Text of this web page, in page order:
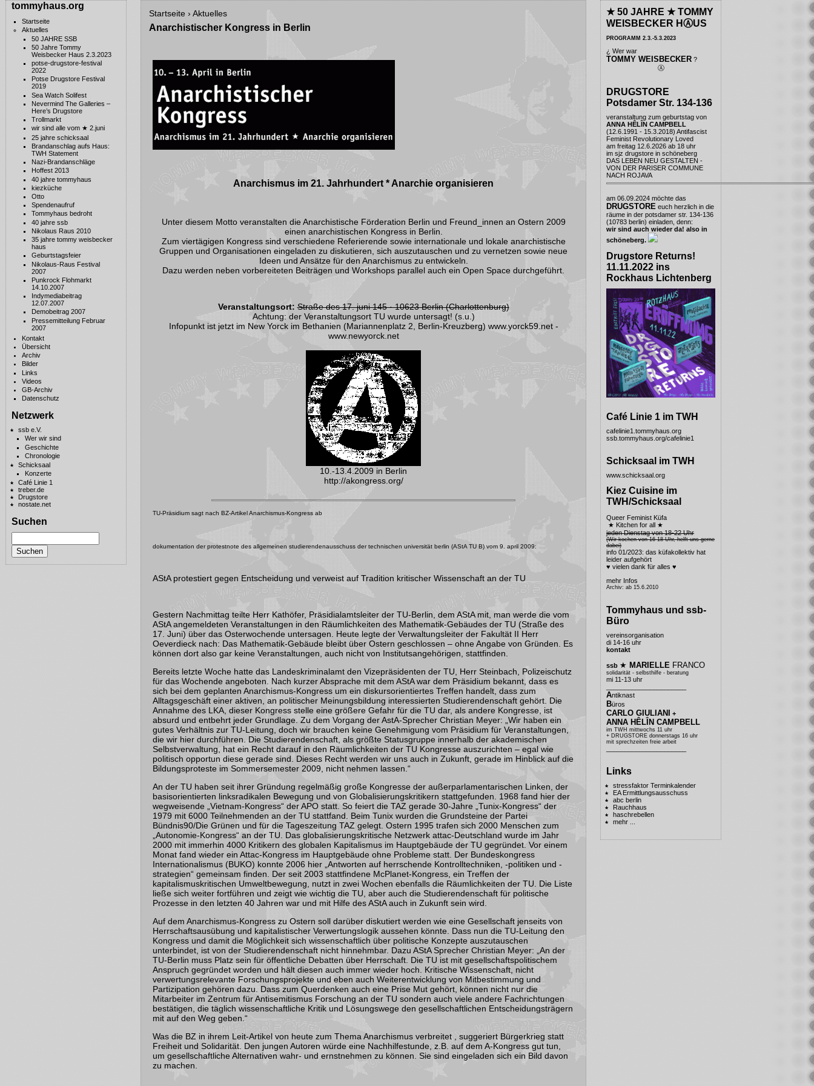
tommyhaus.org
Startseite
Aktuelles
50 JAHRE SSB
50 Jahre Tommy
Weisbecker Haus 2.3.2023
potse-drugstore-festival
2022
Potse Drugstore Festival
2019
Sea Watch Solifest
Nevermind The Galleries –
Here’s Drugstore
Trollmarkt
wir sind alle vom ★ 2.juni
25 jahre schicksaal
Brandanschlag aufs Haus:
TWH Statement
Nazi-Brandanschläge
Hoffest 2013
40 jahre tommyhaus
kiezküche
Otto
Spendenaufruf
Tommyhaus bedroht
40 jahre ssb
Nikolaus Raus 2010
35 jahre tommy weisbecker
haus
Geburtstagsfeier
Nikolaus-Raus Festival
2007
Punkrock Flohmarkt
14.10.2007
Indymediabeitrag
12.07.2007
Demobeitrag 2007
Pressemitteilung Februar
2007
Kontakt
Übersicht
Archiv
Bilder
Links
Videos
GB-Archiv
Datenschutz
Netzwerk
ssb e.V.
Wer wir sind
Geschichte
Chronologie
Schicksaal
Konzerte
Café Linie 1
treber.de
Drugstore
nostate.net
Suchen
★ 50 JAHRE ★ TOMMY
WEISBECKER HⒶUS
PROGRAMM 2.3.-5.3.2023
¿ Wer war
TOMMY WEISBECKER ?
Ⓐ
DRUGSTORE
Potsdamer Str. 134-136
veranstaltung zum geburtstag von
ANNA HÊLÎN CAMPBELL
(12.6.1991 - 15.3.2018) Antifascist
Feminist Revolutionary Loved
am freitag 12.6.2026 ab 18 uhr
imsjz drugstore in schöneberg
DAS LEBEN NEU GESTALTEN -
VON DER PARISER COMMUNE
NACH ROJAVA
am 06.09.2024 möchte das
DRUGSTORE euch herzlich in die
räume in der potsdamer str. 134-136
(10783 berlin) einladen, denn:
wir sind auch wieder da! also in
schöneberg.
Drugstore Returns!
11.11.2022 ins
Rockhaus Lichtenberg
Café Linie 1 im TWH
cafelinie1.tommyhaus.org
ssb.tommyhaus.org/cafelinie1
Schicksaal im TWH
www.schicksaal.org
Kiez Cuisine im
TWH/Schicksaal
Queer Feminist Küfa
★ Kitchen for all ★
jeden Dienstag von 18-22 Uhr
(Wir kochen von 16-18 Uhr, helft uns gerne
dabei)
info 01/2023: das küfakollektiv hat
leider aufgehört
♥ vielen dank für alles ♥
mehr Infos
Archiv: ab 15.6.2010
Tommyhaus und ssb-
Büro
vereinsorganisation
di 14-16 uhr
kontakt
ssb ★MARIELLE FRANCO
solidarität - selbsthilfe - beratung
mi 11-13 uhr
Antiknast
Büros
CARLO GIULIANI +
ANNA HÊLÎN CAMPBELL
im TWH mittwochs 11 uhr
+ DRUGSTORE donnerstags 16 uhr
mit sprechzeiten freie arbeit
Links
stressfaktor Terminkalender
EA Ermittlungsausschuss
abc berlin
Rauchhaus
haschrebellen
mehr ...
Startseite › Aktuelles
Anarchistischer Kongress in Berlin
Anarchismus im 21. Jahrhundert * Anarchie organisieren
Unter diesem Motto veranstalten die Anarchistische Förderation Berlin und Freund_innen an Ostern 2009
einen anarchistischen Kongress in Berlin.
Zum viertägigen Kongress sind verschiedene Referierende sowie internationale und lokale anarchistische
Gruppen und Organisationen eingeladen zu diskutieren, sich auszutauschen und zu vernetzen sowie neue
Ideen und Ansätze für den Anarchismus zu entwickeln.
Dazu werden neben vorbereiteten Beiträgen und Workshops parallel auch ein Open Space durchgeführt.
Veranstaltungsort: Straße des 17. juni 145 · 10623 Berlin (Charlottenburg)
Achtung: der Veranstaltungsort TU wurde untersagt! (s.u.)
Infopunkt ist jetzt im New Yorck im Bethanien (Mariannenplatz 2, Berlin-Kreuzberg) www.yorck59.net -
www.newyorck.net
10.-13.4.2009 in Berlin
http://akongress.org/
TU-Präsidium sagt nach BZ-Artikel Anarchismus-Kongress ab
dokumentation der protestnote des allgemeinen studierendenausschuss der technischen universität berlin (AStA TU B) vom 9. april 2009:
AStA protestiert gegen Entscheidung und verweist auf Tradition kritischer Wissenschaft an der TU
Gestern Nachmittag teilte Herr Kathöfer, Präsidialamtsleiter der TU-Berlin, dem AStA mit, man werde die vom
AStA angemeldeten Veranstaltungen in den Räumlichkeiten des Mathematik-Gebäudes der TU (Straße des
17. Juni) über das Osterwochende untersagen. Heute legte der Verwaltungsleiter der Fakultät II Herr
Oeverdieck nach: Das Mathematik-Gebäude bleibt über Ostern geschlossen – ohne Angabe von Gründen. Es
können dort also gar keine Veranstaltungen, auch nicht von Institutsangehörigen, stattfinden.
Bereits letzte Woche hatte das Landeskriminalamt den Vizepräsidenten der TU, Herr Steinbach, Polizeischutz
für das Wochende angeboten. Nach kurzer Absprache mit dem AStA war dem Präsidium bekannt, dass es
sich bei dem geplanten Anarchismus-Kongress um ein diskursorientiertes Treffen handelt, dass zum
Alltagsgeschäft einer aktiven, an politischer Meinungsbildung interessierten Studierendenschaft gehört. Die
Annahme des LKA, dieser Kongress stelle eine größere Gefahr für die TU dar, als andere Kongresse, ist
absurd und entbehrt jeder Grundlage. Zu dem Vorgang der AstA-Sprecher Christian Meyer: „Wir haben ein
gutes Verhältnis zur TU-Leitung, doch wir brauchen keine Genehmigung vom Präsidium für Veranstaltungen,
die wir hier durchführen. Die Studierendenschaft, als größte Statusgruppe innerhalb der akademischen
Selbstverwaltung, hat ein Recht darauf in den Räumlichkeiten der TU Kongresse auszurichten – egal wie
politisch opportun diese gerade sind. Dieses Recht werden wir uns auch in Zukunft, gerade im Hinblick auf die
Bildungsproteste im Sommersemester 2009, nicht nehmen lassen.“
An der TU haben seit ihrer Gründung regelmäßig große Kongresse der außerparlamentarischen Linken, der
basisorientierten linksradikalen Bewegung und von Globalisierungskritikern stattgefunden. 1968 fand hier der
wegweisende „Vietnam-Kongress“ der APO statt. So feiert die TAZ gerade 30-Jahre „Tunix-Kongress“ der
1979 mit 6000 Teilnehmenden an der TU stattfand. Beim Tunix wurden die Grundsteine der Partei
Bündnis90/Die Grünen und für die Tageszeitung TAZ gelegt. Ostern 1995 trafen sich 2000 Menschen zum
„Autonomie-Kongress“ an der TU. Das globalisierungskritische Netzwerk attac-Deutschland wurde im Jahr
2000 mit immerhin 4000 Kritikern des globalen Kapitalismus im Hauptgebäude der TU gegründet. Vor einem
Monat fand wieder ein Attac-Kongress im Hauptgebäude ohne Probleme statt. Der Bundeskongress
Internationalismus (BUKO) konnte 2006 hier „Antworten auf herrschende Kontrolltechniken, -politiken und -
strategien“ gemeinsam finden. Der seit 2003 stattfindene McPlanet-Kongress, ein Treffen der
kapitalismuskritischen Umweltbewegung, nutzt in zwei Wochen ebenfalls die Räumlichkeiten der TU. Die Liste
ließe sich weiter fortführen und zeigt wie wichtig die TU, aber auch die Studierendenschaft für politische
Prozesse in den letzten 40 Jahren war und mit Hilfe des AStA auch in Zukunft sein wird.
Auf dem Anarchismus-Kongress zu Ostern soll darüber diskutiert werden wie eine Gesellschaft jenseits von
Herrschaftsausübung und kapitalistischer Verwertungslogik aussehen könnte. Dass nun die TU-Leitung den
Kongress und damit die Möglichkeit sich wissenschaftlich über politische Konzepte auszutauschen
unterbindet, ist von der Studierendenschaft nicht hinnehmbar. Dazu AStA Sprecher Christian Meyer: „An der
TU-Berlin muss Platz sein für öffentliche Debatten über Herrschaft. Die TU ist mit gesellschaftspolitischem
Anspruch gegründet worden und hält diesen auch immer wieder hoch. Kritische Wissenschaft, nicht
verwertungsrelevante Forschungsprojekte und eben auch Weiterentwicklung von Mitbestimmung und
Partizipation gehören dazu. Dass zum Querdenken auch eine Prise Mut gehört, können nicht nur die
Mitarbeiter im Zentrum für Antisemitismus Forschung an der TU sondern auch viele andere Fachrichtungen
bestätigen, die täglich wissenschaftliche Kritik und Lösungswege den gesellschaftlichen Entscheidungsträgern
mit auf den Weg geben.“
Was die BZ in ihrem Leit-Artikel von heute zum Thema Anarchismus verbreitet , suggeriert Bürgerkrieg statt
Freiheit und Solidarität. Den jungen Autoren würde eine Nachhilfestunde, z.B. auf dem A-Kongress gut tun,
um gesellschaftliche Alternativen wahr- und ernstnehmen zu können. Sie sind eingeladen sich ein Bild davon
zu machen.